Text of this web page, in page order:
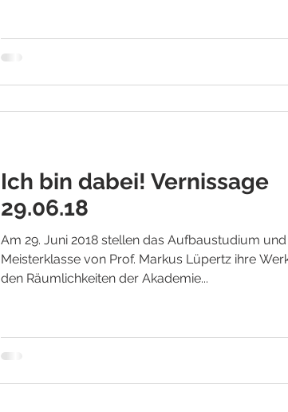
Ich bin dabei! Vernissage
29.06.18
Am 29. Juni 2018 stellen das Aufbaustudium
Meisterklasse von Prof. Markus Lüpertz ihre
den Räumlichkeiten der Akademie...